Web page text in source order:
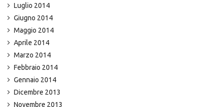
Luglio 2014
Giugno 2014
Maggio 2014
Aprile 2014
Marzo 2014
Febbraio 2014
Gennaio 2014
Dicembre 2013
Novembre 2013